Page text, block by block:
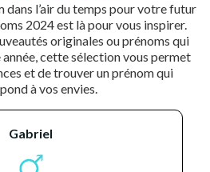
dans l’air du temps pour votre futur
2024 est là pour vous inspirer.
originales ou prénoms qui
cette sélection vous permet
et de trouver un prénom qui
à vos envies.
gabriel